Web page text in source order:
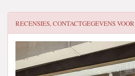
RECENSIES, CONTACTGEGEVENS VOOR